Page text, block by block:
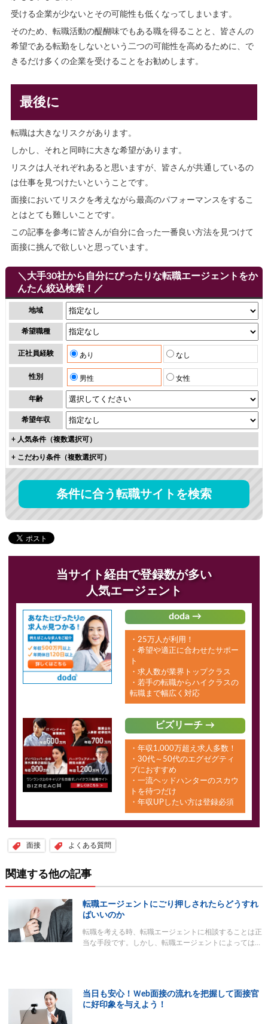
受ける企業が少ないとその可能性も低くなってしまいます。
そのため、転職活動の醍醐味でもある職を得ることと、皆さんの
希望である転勤をしないという二つの可能性を高めるために、で
きるだけ多くの企業を受けることをお勧めします。
最後に
転職は大きなリスクがあります。
しかし、それと同時に大きな希望があります。
リスクは人それぞれあると思いますが、皆さんが共通しているの
は仕事を見つけたいということです。
面接においてリスクを考えながら最高のパフォーマンスをするこ
とはとても難しいことです。
この記事を参考に皆さんが自分に合った一番良い方法を見つけて
面接に挑んで欲しいと思っています。
＼大手30社から自分にぴったりな転職エージェントをか
んたん絞込検索！／
地域
希望職種
正社員経験 あり なし
性別 男性 女性
年齢
希望年収
+ 人気条件（複数選択可）
+ こだわり条件（複数選択可）
条件に合う転職サイトを検索
当サイト経由で登録数が多い
人気エージェント
doda →
・25万人が利用！
・希望や適正に合わせたサポー
ト
・求人数が業界トップクラス
・若手の転職からハイクラスの
転職まで幅広く対応
ビズリーチ →
・年収1,000万超え求人多数！
・30代～50代のエグゼグティ
ブにおすすめ
・一流ヘッドハンターのスカウ
トを待つだけ
・年収UPしたい方は登録必須
面接 よくある質問
関連する他の記事
転職エージェントにごり押しされたらどうすれ
ばいいのか
転職を考える時、転職エージェントに相談することは正
当な手段です。しかし、転職エージェントによっては…
当日も安心！Ｗeb面接の流れを把握して面接官
に好印象を与えよう！